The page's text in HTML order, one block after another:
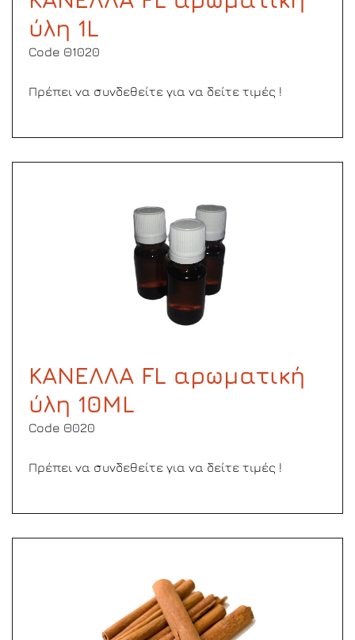
ύλη 1L
Code Θ1020
Πρέπει να συνδεθείτε για να δείτε τιμές !
ΚΑΝΕΛΛΑ FL αρωματική
ύλη 10ML
Code Θ020
Πρέπει να συνδεθείτε για να δείτε τιμές !